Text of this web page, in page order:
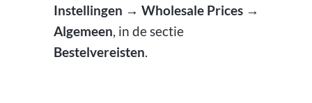
Instellingen → Wholesale Prices →
Algemeen, in de sectie
Bestelvereisten.